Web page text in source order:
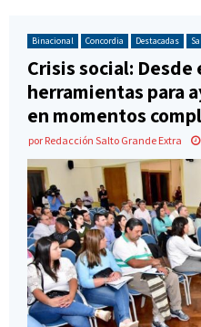
Binacional Concordia Destacadas
Crisis social:
herramientas para
en momentos
por Redacción Salto Grande Extra